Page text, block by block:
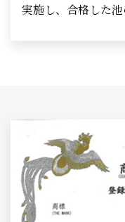
実施し、合格した池